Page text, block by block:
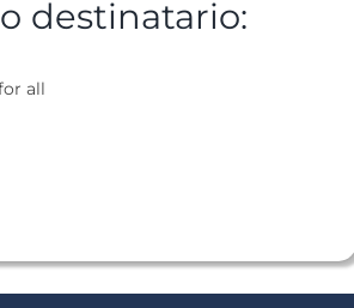
destinatario:
all